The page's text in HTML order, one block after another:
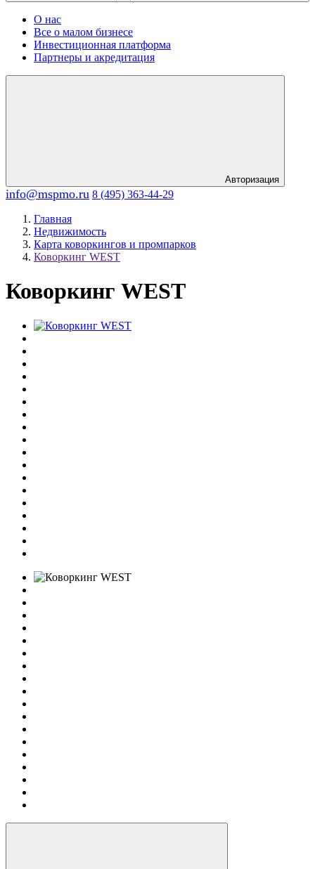
О нас
Все о малом бизнесе
Инвестиционная платформа
Партнеры и акредитация
Авторизация
info@mspmo.ru 8 (495) 363-44-29
Главная
Недвижимость
Карта коворкингов и промпарков
Коворкинг WEST
Коворкинг WEST